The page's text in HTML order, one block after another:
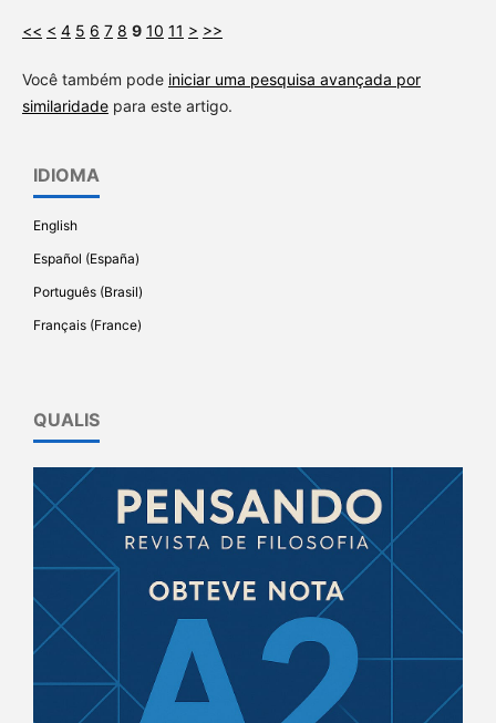
<< < 4 5 6 7 8 9 10 11 > >>
Você também pode iniciar uma pesquisa avançada por
similaridadepara este artigo.
IDIOMA
English
Español (España)
Português (Brasil)
Français (France)
QUALIS